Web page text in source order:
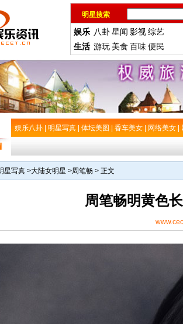
明星搜索
娱乐 八卦星闻 影视综艺
生活 游玩 美食 百味便民
娱乐八卦 明星写真 体坛美图 香车美女 网络美女
星写真 >大陆女明星 >周笔畅 > 正文
周笔畅明黄色